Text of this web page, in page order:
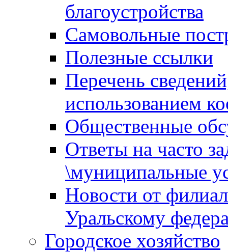
благоустройства
Самовольные
Полезные ссылки
Перечень
использованием
Общественные
Ответы на часто
\муниципальные
Новости от
Уральскому
Городское хозяйство